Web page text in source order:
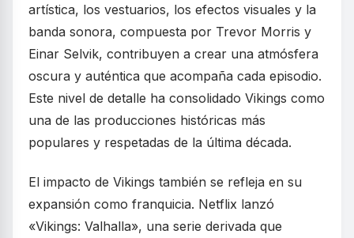
artística, los vestuarios, los efectos visuales y la
banda sonora, compuesta por Trevor Morris y
Einar Selvik, contribuyen a crear una atmósfera
oscura y auténtica que acompaña cada episodio.
Este nivel de detalle ha consolidado Vikings como
una de las producciones históricas más
populares y respetadas de la última década.
El impacto de Vikings también se refleja en su
expansión como franquicia. Netflix lanzó
«Vikings: Valhalla», una serie derivada que